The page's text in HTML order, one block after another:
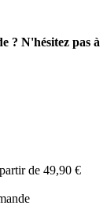
? N'hésitez pas à
de 49,90 €